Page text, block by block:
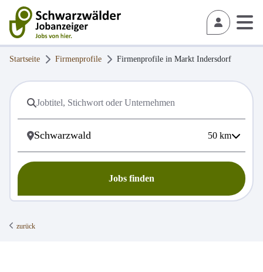
Startseite Firmenprofile Firmenprofile in Markt Indersdorf
50 km
Jobs finden
zurück